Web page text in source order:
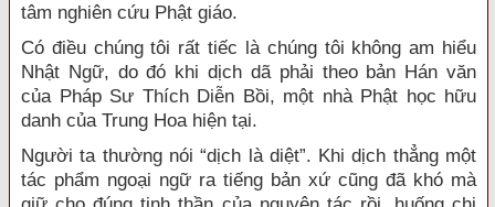
tâm nghiên cứu Phật giáo.
Có điều chúng tôi rất tiếc là chúng tôi không am hiểu
Nhật Ngữ, do đó khi dịch dã phải theo bản Hán văn
của Pháp Sư Thích Diễn Bồi, một nhà Phật học hữu
danh của Trung Hoa hiện tại.
Người ta thường nói “dịch là diệt”. Khi dịch thẳng một
tác phẩm ngoại ngữ ra tiếng bản xứ cũng đã khó mà